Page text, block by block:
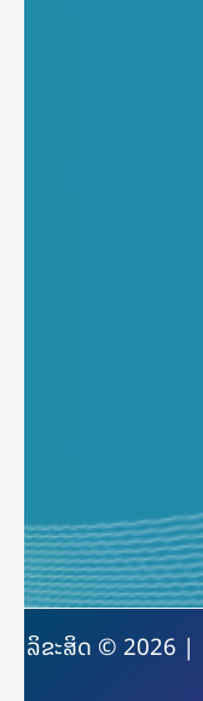
ລິຂະສິດ © 2026 |